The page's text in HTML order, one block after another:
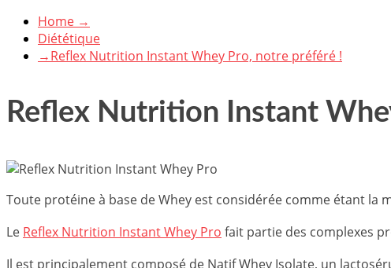
Home →
Diététique
→Reflex Nutrition Instant Whey Pro, notre préféré !
Reflex Nutrition Instant
Toute protéine à base de Whey est considérée comme étant la
Le Reflex Nutrition Instant Whey Pro fait partie des complexes
Il est principalement composé de Natif Whey Isolate, un